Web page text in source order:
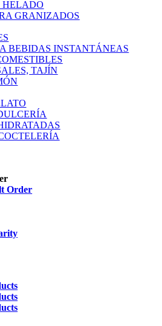
HELADO
GRANIZADOS
BEBIDAS INSTANTÁNEAS
TAJÍN
Order